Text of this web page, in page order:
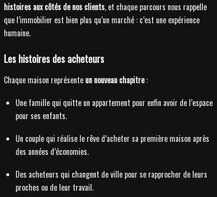
histoires aux côtés de nos clients, et chaque parcours nous rappelle
que l’immobilier est bien plus qu’un marché : c’est une expérience
humaine.
Les histoires des acheteurs
Chaque maison représente un nouveau chapitre:
Une famille qui quitte un appartement pour enfin avoir de l’espace
pour ses enfants.
Un couple qui réalise le rêve d’acheter sa première maison après
des années d’économies.
Des acheteurs qui changent de ville pour se rapprocher de leurs
proches ou de leur travail.